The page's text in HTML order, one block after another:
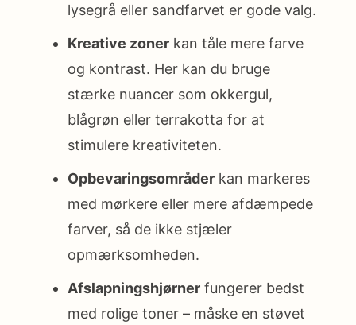
lysegrå eller sandfarvet er gode valg.
Kreative zoner kan tåle mere farve
og kontrast. Her kan du bruge
stærke nuancer som okkergul,
blågrøn eller terrakotta for at
stimulere kreativiteten.
Opbevaringsområder kan markeres
med mørkere eller mere afdæmpede
farver, så de ikke stjæler
opmærksomheden.
Afslapningshjørner fungerer bedst
med rolige toner – måske en støvet